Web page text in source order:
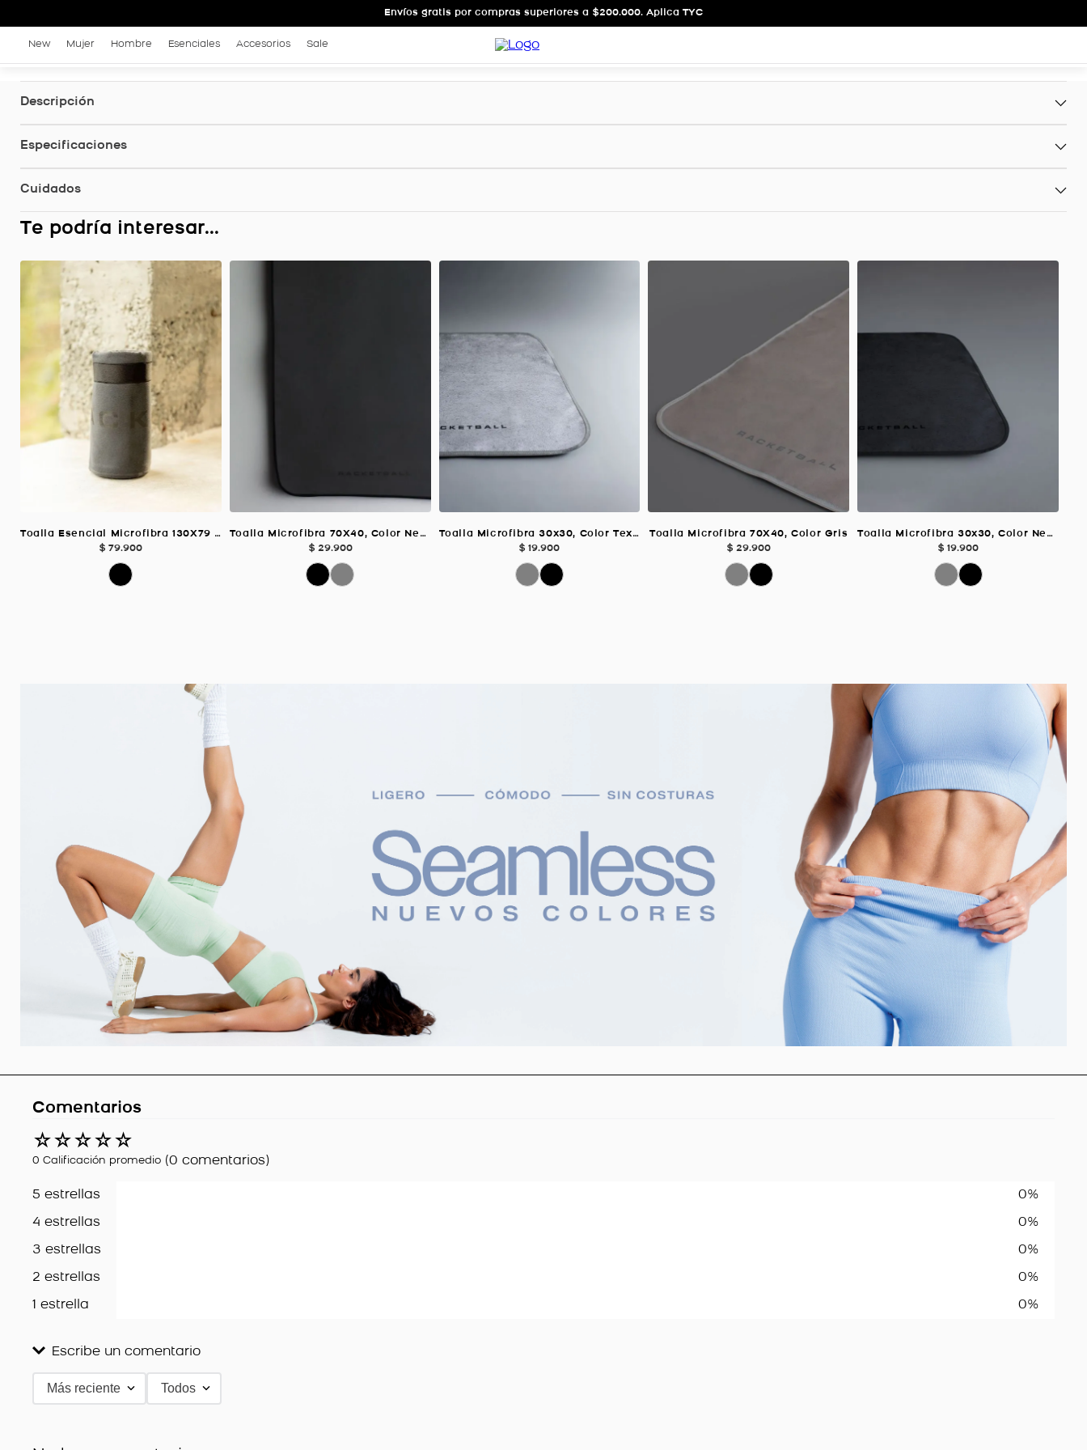
Envíos gratis por compras superiores a $200.000. Aplica TYC
New Mujer Hombre Esenciales Accesorios Sale
Descripción
Especificaciones
Cuidados
Te podría interesar...
Toalla Esencial Microfibra 130X79 Cm, Color Negro
$ 79.900
Toalla Microfibra 70X40, Color Negro
$ 29.900
Toalla Microfibra 30x30, Color Textura Gris Claro
$ 19.900
Toalla Microfibra 70X40, Color Gris
$ 29.900
Toalla Microfibra 30x30, Color Negro
$ 19.900
Comentarios
☆☆☆☆☆
0 Calificación promedio (0 comentarios)
5 estrellas 0%
4 estrellas 0%
3 estrellas 0%
2 estrellas 0%
1 estrella 0%
Escribe un comentario
Agregar comentario
Más reciente Todos